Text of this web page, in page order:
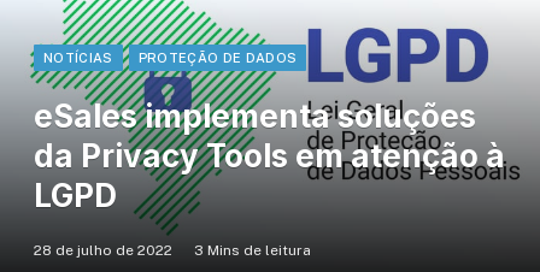
NOTÍCIAS PROTEÇÃO DE DADOS
eSales implementa soluções
da Privacy Tools em atenção à
LGPD
28 de julho de 2022 3 Mins de leitura